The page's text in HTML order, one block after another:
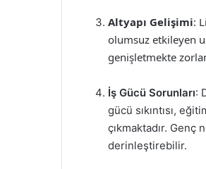
Altyapı Gelişimi:
olumsuz etkileyen
genişletmekte
İş Gücü Sorunları:
gücü sıkıntısı,
çıkmaktadır.
derinleştirebilir.